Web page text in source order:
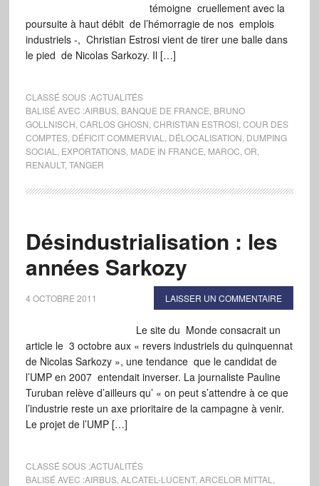
témoigne cruellement avec la
poursuite à haut débit de l’hémorragie de nos emplois
industriels -, Christian Estrosi vient de tirer une balle dans
le pied de Nicolas Sarkozy. Il […]
CLASSÉ SOUS :ACTUALITÉS
BALISÉ AVEC :AIRBUS, BANQUE DE FRANCE BRUNO
GOLLNISCH CARLOS GHOSN CHRISTIAN ESTROSI, COUR DES
COMPTES, DÉFICIT COMMERVIAL DÉLOCALISATION DUMPING
SOCIAL
EXPORTATIONS, MADE IN FRANCE MAROC OR
RENAULT, TANGER
Désindustrialisation : les
années Sarkozy
4 OCTOBRE 2011 LAISSER UN COMMENTAIRE
Le site du Monde consacrait un
article le 3 octobre aux « revers industriels du quinquennat
de Nicolas Sarkozy », une tendance que le candidat de
l’UMP en 2007 entendait inverser. La journaliste Pauline
Turuban relève d’ailleurs qu’ « on peut s’attendre à ce que
l’industrie reste un axe prioritaire de la campagne à venir.
Le projet de l’UMP […]
CLASSÉ SOUS :ACTUALITÉS
BALISÉ AVEC :AIRBUS, ALCATEL-LUCENT, ARCELOR MITTAL